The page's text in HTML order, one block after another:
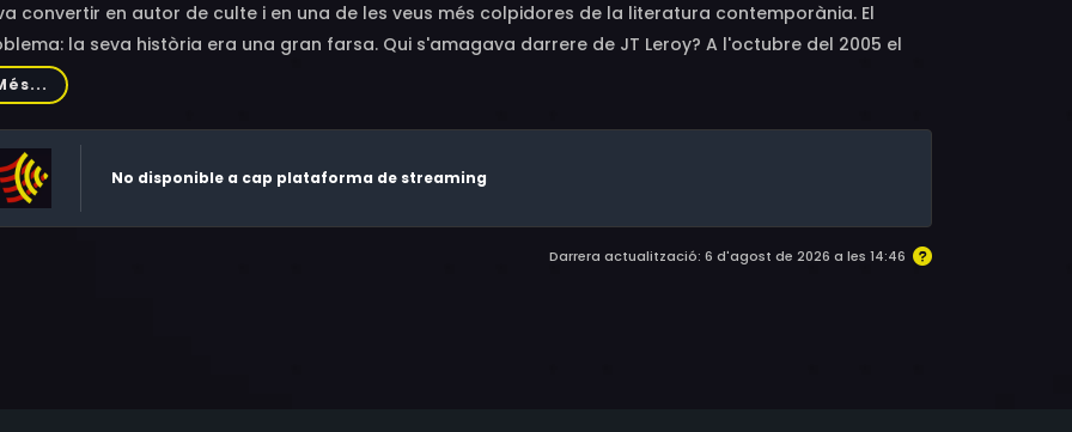
convertir en autor de culte i en una de les veus més colpidores de la literatura contemporània. El
la seva història era una gran farsa. Qui s'amagava darrere de JT Leroy? A l'octubre del 2005 el
New York's Magazine va generar un devastador moviment sísmic en el món de la literatura al
al "it boy" JT Leroy. La seva contundent prosa voltant de la seva suposada infància
i misèria havia captivat a un ampli grup de celebritats i influencers de tot el món. JT Leroy, en
mai havia existit. Excepte en la ment de la seva creadora, la cantant de punk i telefonista de línia
de San Francisco, Laura Albert.
No disponible a cap plataforma de streaming
Darrera actualització: 6 d'agost de 2026 a les 14:46